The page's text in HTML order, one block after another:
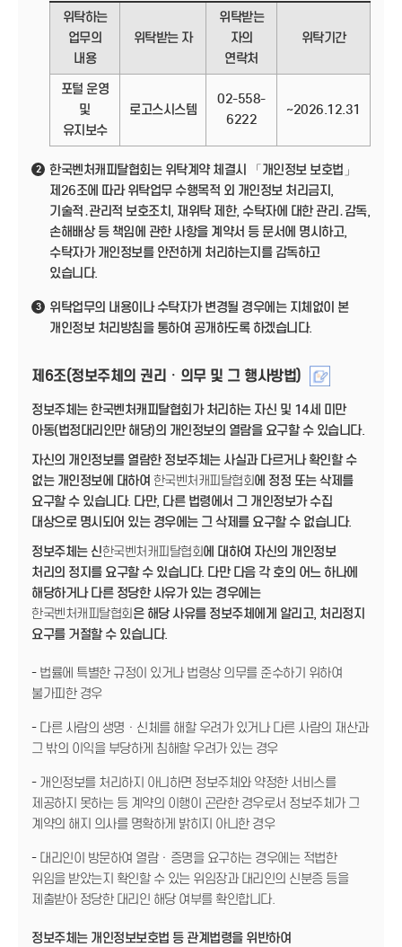
위탁하는
업무의
내용
위탁받는 자
위탁받는
자의
연락처
위탁기간
포털 운영
및
유지보수
로고스시스템
02-558-
6222
~2026.12.31
2
한국벤처캐피탈협회는 위탁계약 체결시 「개인정보 보호법」
제26조에 따라 위탁업무 수행목적 외 개인정보 처리금지,
기술적․관리적 보호조치, 재위탁 제한, 수탁자에 대한 관리․감독,
손해배상 등 책임에 관한 사항을 계약서 등 문서에 명시하고,
수탁자가 개인정보를 안전하게 처리하는지를 감독하고
있습니다.
3
위탁업무의 내용이나 수탁자가 변경될 경우에는 지체없이 본
개인정보 처리방침을 통하여 공개하도록 하겠습니다.
제6조(정보주체의 권리ㆍ의무 및 그 행사방법)
정보주체는 한국벤처캐피탈협회가 처리하는 자신 및 14세 미만
아동(법정대리인만 해당)의 개인정보의 열람을 요구할 수 있습니다.
자신의 개인정보를 열람한 정보주체는 사실과 다르거나 확인할 수
없는 개인정보에 대하여 한국벤처캐피탈협회에 정정 또는 삭제를
요구할 수 있습니다. 다만, 다른 법령에서 그 개인정보가 수집
대상으로 명시되어 있는 경우에는 그 삭제를 요구할 수 없습니다.
정보주체는 신한국벤처캐피탈협회에 대하여 자신의 개인정보
처리의 정지를 요구할 수 있습니다. 다만 다음 각 호의 어느 하나에
해당하거나 다른 정당한 사유가 있는 경우에는
한국벤처캐피탈협회은 해당 사유를 정보주체에게 알리고, 처리정지
요구를 거절할 수 있습니다.
- 법률에 특별한 규정이 있거나 법령상 의무를 준수하기 위하여
불가피한 경우
- 다른 사람의 생명ㆍ신체를 해할 우려가 있거나 다른 사람의 재산과
그 밖의 이익을 부당하게 침해할 우려가 있는 경우
- 개인정보를 처리하지 아니하면 정보주체와 약정한 서비스를
제공하지 못하는 등 계약의 이행이 곤란한 경우로서 정보주체가 그
계약의 해지 의사를 명확하게 밝히지 아니한 경우
- 대리인이 방문하여 열람ㆍ증명을 요구하는 경우에는 적법한
위임을 받았는지 확인할 수 있는 위임장과 대리인의 신분증 등을
제출받아 정당한 대리인 해당 여부를 확인합니다.
정보주체는 개인정보보호법 등 관계법령을 위반하여